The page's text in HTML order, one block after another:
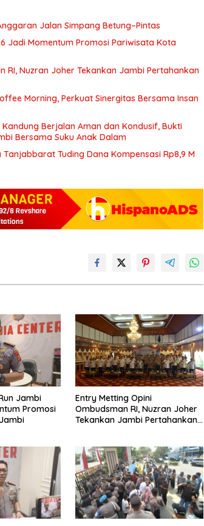
Jalan Simpang Betung–Pintas
Jadi Momentum Promosi Pariwisata Kota
RI, Nuzran Joher Tekankan Jambi Pertahankan
Morning, Perkuat Sinergitas Bersama Insan
Berjalan Aman dan Kondusif, Bukti
Bersama Suku Anak Dalam
Tanjabbarat Tuding Dana Kompensasi Rp8,9 M
Jambi
Promosi
Entry Metting Opini
Ombudsman RI, Nuzran Joher
Tekankan Jambi Pertahankan